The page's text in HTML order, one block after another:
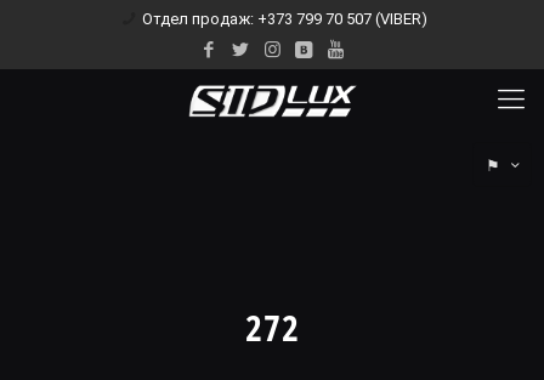
Отдел продаж: +373 799 70 507 (VIBER)
⚑
272